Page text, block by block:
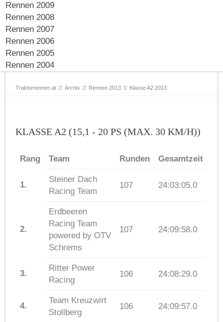
Rennen 2009
Rennen 2008
Rennen 2007
Rennen 2006
Rennen 2005
Rennen 2004
Traktorrennen.at Archiv Rennen 2013 Klasse A2 2013
KLASSE A2 (15,1 - 20 PS (MAX. 30 KM/H))
Rang Team Runden Gesamtzeit
1.
Steiner Dach
Racing Team
107 24:03:05.0
2.
Erdbeeren
Racing Team
powered by OTV
Schrems
107 24:09:58.0
3.
Ritter Power
Racing
106 24:08:29.0
4.
Team Kreuzwirt
Stollberg
106 24:09:57.0